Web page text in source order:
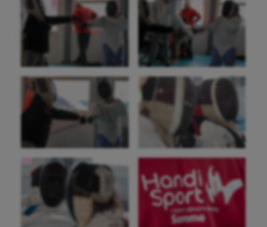
Gymnastique rythmique
Haltérophilie
Handisport
Hippisme
Jeux Olympiques et Paralympiques
Kayak-polo
Korfbal
Longue paume
Moto
Natation